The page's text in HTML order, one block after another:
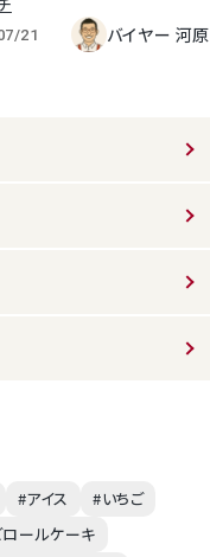
21 バイヤー 河原
#アイス
#いちご
ロールケーキ